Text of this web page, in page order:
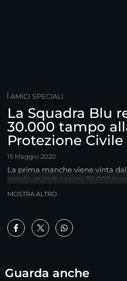
AMICI SPECIALI
La Squadra Blu
30.000 tampo
Protezione Civile
15 Maggio 2020
La prima manche viene vinta
regala, quindi, i primi 30.000
MOSTRA ALTRO
Guarda anche